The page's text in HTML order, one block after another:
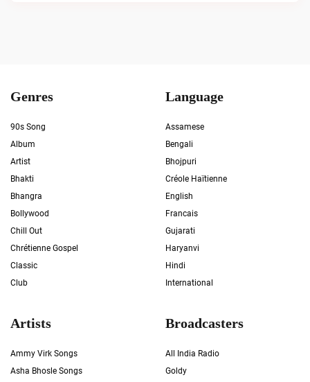
Genres
90s Song
Album
Artist
Bhakti
Bhangra
Bollywood
Chill Out
Chrétienne Gospel
Classic
Club
Language
Assamese
Bengali
Bhojpuri
Créole Haïtienne
English
Francais
Gujarati
Haryanvi
Hindi
International
Artists
Ammy Virk Songs
Asha Bhosle Songs
Broadcasters
All India Radio
Goldy